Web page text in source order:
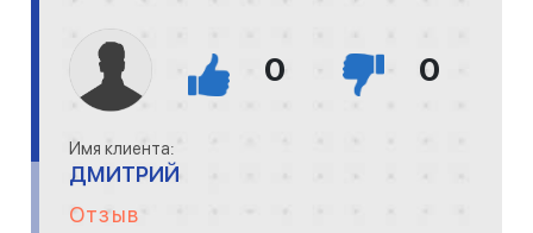
0 0
Имя клиента:
ДМИТРИЙ
Отзыв